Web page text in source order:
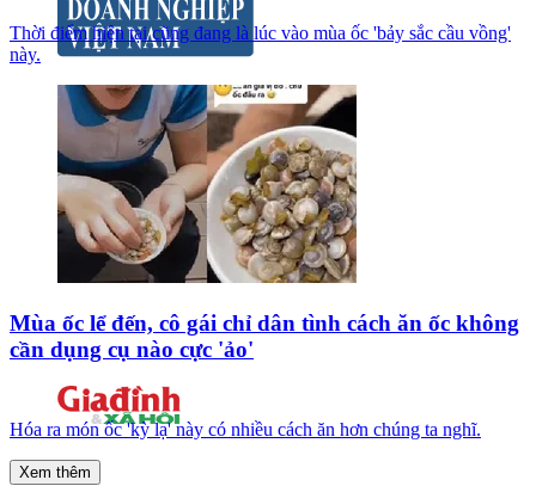
Thời điểm hiện tại cũng đang là lúc vào mùa ốc 'bảy sắc cầu vồng'
này.
Mùa ốc lể đến, cô gái chỉ dân tình cách ăn ốc không
cần dụng cụ nào cực 'ảo'
Hóa ra món ốc 'kỳ lạ' này có nhiều cách ăn hơn chúng ta nghĩ.
Xem thêm